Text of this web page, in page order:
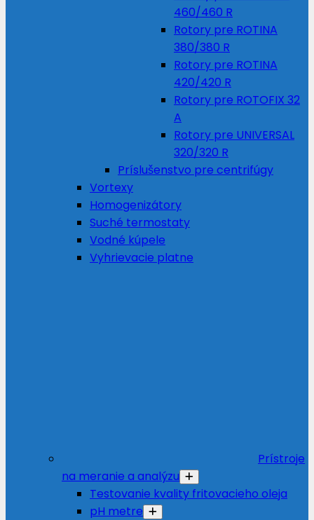
460/460 R
Rotory pre ROTINA
380/380 R
Rotory pre ROTINA
420/420 R
Rotory pre ROTOFIX 32
A
Rotory pre UNIVERSAL
320/320 R
Príslušenstvo pre centrifúgy
Vortexy
Homogenizátory
Suché termostaty
Vodné kúpele
Vyhrievacie platne
Prístroje
na meranie a analýzu
Testovanie kvality fritovacieho oleja
pH metre